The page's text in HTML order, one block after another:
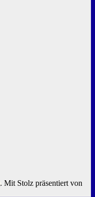
. Mit Stolz präsentiert von